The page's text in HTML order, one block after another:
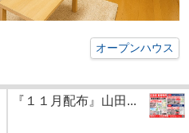
オープンハウス
『１１月配布』山田...